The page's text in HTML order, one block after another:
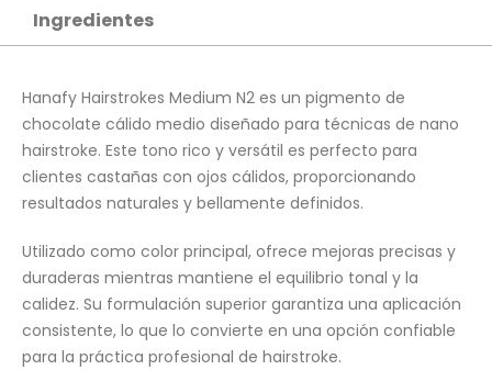
Ingredientes
Hanafy Hairstrokes Medium N2 es un pigmento de
chocolate cálido medio diseñado para técnicas de nano
hairstroke. Este tono rico y versátil es perfecto para
clientes castañas con ojos cálidos, proporcionando
resultados naturales y bellamente definidos.
Utilizado como color principal, ofrece mejoras precisas y
duraderas mientras mantiene el equilibrio tonal y la
calidez. Su formulación superior garantiza una aplicación
consistente, lo que lo convierte en una opción confiable
para la práctica profesional de hairstroke.